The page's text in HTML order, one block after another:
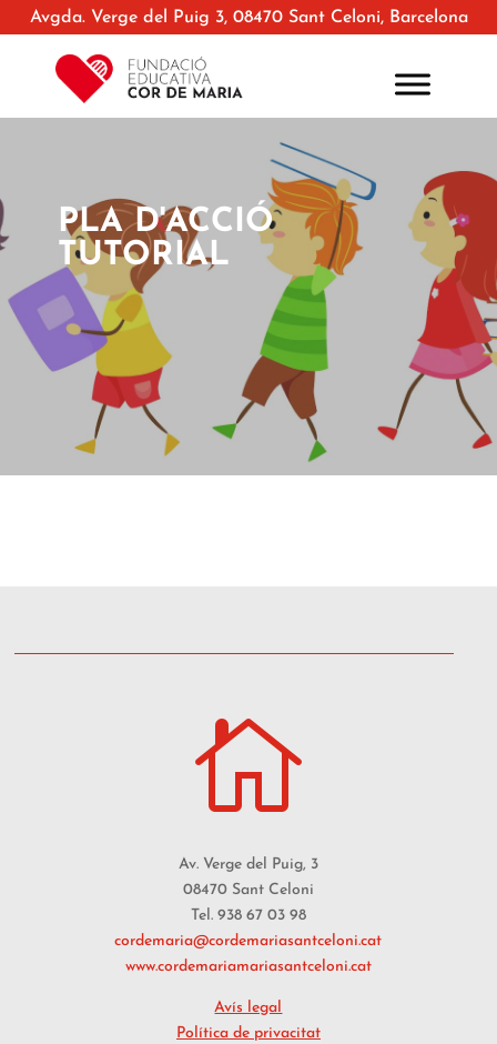
Avgda. Verge del Puig 3, 08470 Sant Celoni, Barcelona
PLA D'ACCIÓ
TUTORIAL

Av. Verge del Puig, 3
08470 Sant Celoni
Tel. 938 67 03 98
cordemaria@cordemariasantceloni.cat
www.cordemariamariasantceloni.cat
Avís legal
Política de privacitat